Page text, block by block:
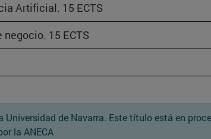
Artificial. 15 ECTS
15 ECTS
de Navarra. Este título está en
la ANECA